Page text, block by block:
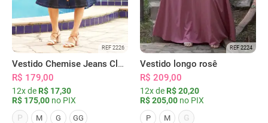
REF 2226
Vestido Chemise Jeans Clássica Serena
R$ 179,00
12x de R$ 17,30
R$ 175,00 no PIX
P
M G GG
REF 2224
Vestido longo rosê
R$ 209,00
12x de R$ 20,20
R$ 205,00 no PIX
P M G